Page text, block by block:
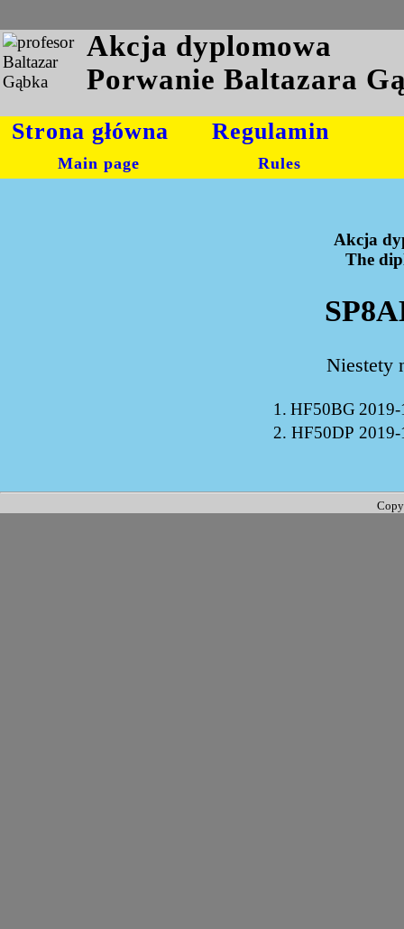
Akcja dyplomowa
Porwanie Baltazara
Strona główna
Main page
Regulamin
Rules
Akcja
The
Niestety
1. HF50BG
2. HF50DP